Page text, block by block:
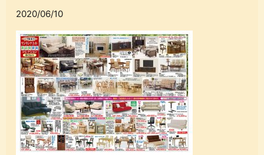
2020/06/10